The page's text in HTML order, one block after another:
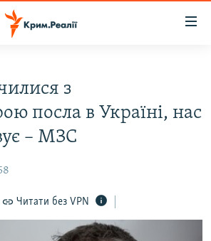
з
посла в Україні, нас
– МЗС
Читати без VPN